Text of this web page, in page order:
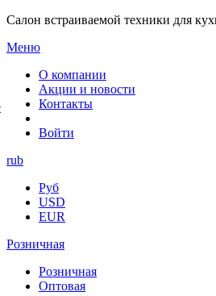
Салон встраиваемой техники для
Меню
О компании
Акции и новости
Контакты
Войти
rub
Руб
USD
EUR
Розничная
Розничная
Оптовая